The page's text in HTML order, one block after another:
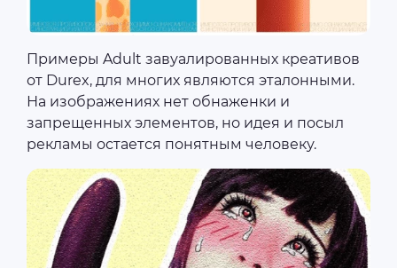
Примеры Adult завуалированных креативов
от Durex, для многих являются эталонными.
На изображениях нет обнаженки и
запрещенных элементов, но идея и посыл
рекламы остается понятным человеку.